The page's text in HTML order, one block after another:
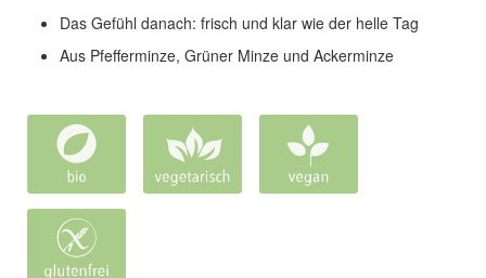
Das Gefühl danach: frisch und klar wie der helle Tag
Aus Pfefferminze, Grüner Minze und Ackerminze